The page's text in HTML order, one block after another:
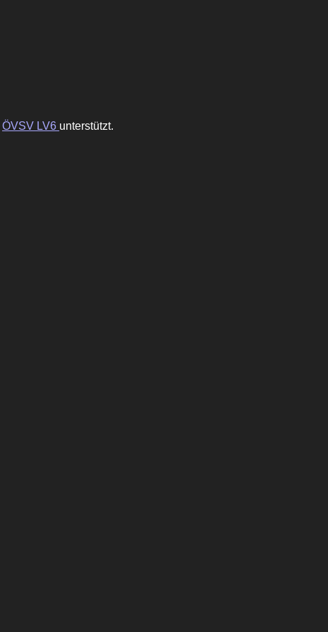
ÖVSV LV6 unterstützt.